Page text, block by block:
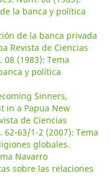
la banca y política
de la banca privada
Revista de Ciencias
(1983): Tema
y política
Sinners,
in a Papua New
de Ciencias
63/1-2 (2007): Tema
globales.
Navarro
sobre las relaciones